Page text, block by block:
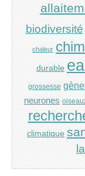
biodiversité
chaleur
durable
grossesse
neurones
climatique